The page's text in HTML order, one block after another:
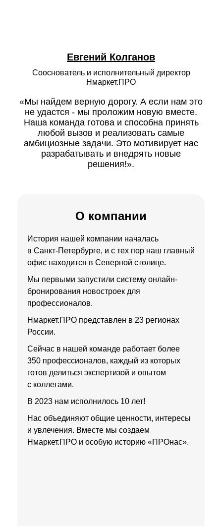
Евгений Колганов
Сооснователь и исполнительный директор
Нмаркет.ПРО
«Мы найдем верную дорогу. А если нам это
не удастся ‑ мы проложим новую вместе.
Наша команда готова и способна принять
любой вызов и реализовать самые
амбициозные задачи. Это мотивирует нас
разрабатывать и внедрять новые
решения!».
О компании
История нашей компании началась
в Санкт‑Петербурге, и с тех пор наш главный
офис находится в Северной столице.
Мы первыми запустили систему онлайн-
бронирования новостроек для
профессионалов.
Нмаркет.ПРО представлен в 23 регионах
России.
Сейчас в нашей команде работает более
350 профессионалов, каждый из которых
готов делиться экспертизой и опытом
с коллегами.
В 2023 нам исполнилось 10 лет!
Нас объединяют общие ценности, интересы
и увлечения. Вместе мы создаем
Нмаркет.ПРО и особую историю «ПРОнас».